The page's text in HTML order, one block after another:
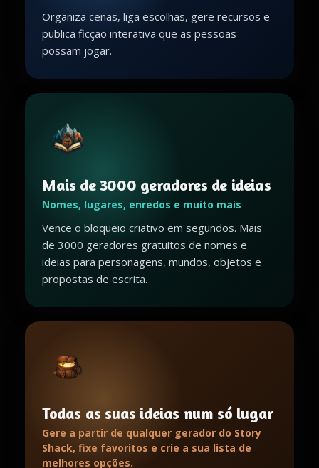
Organiza cenas, liga escolhas, gere recursos e
publica ficção interativa que as pessoas
possam jogar.
Mais de 3000 geradores de ideias
Nomes, lugares, enredos e muito mais
Vence o bloqueio criativo em segundos. Mais
de 3000 geradores gratuitos de nomes e
ideias para personagens, mundos, objetos e
propostas de escrita.
Todas as suas ideias num só lugar
Gere a partir de qualquer gerador do Story
Shack, fixe favoritos e crie a sua lista de
melhores opções.